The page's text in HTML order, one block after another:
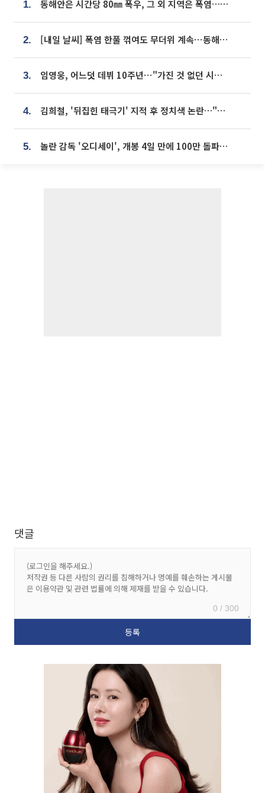
1. 동해안은 시간당 80㎜ 폭우, 그 외 지역은 폭염…‘극과 극 날씨’
2. [내일 날씨] 폭염 한풀 꺾여도 무더위 계속⋯동해안 이틀 연속 비
3. 임영웅, 어느덧 데뷔 10주년⋯"가진 것 없던 시절, 내 앞엔 20명의 팬뿐"
4. 김희철, '뒤집힌 태극기' 지적 후 정치색 논란…"좌우 떠나 우리나라 국기"
5. 놀란 감독 '오디세이', 개봉 4일 만에 100만 돌파⋯'왕사남' 보다 빠르다
댓글
0 / 300